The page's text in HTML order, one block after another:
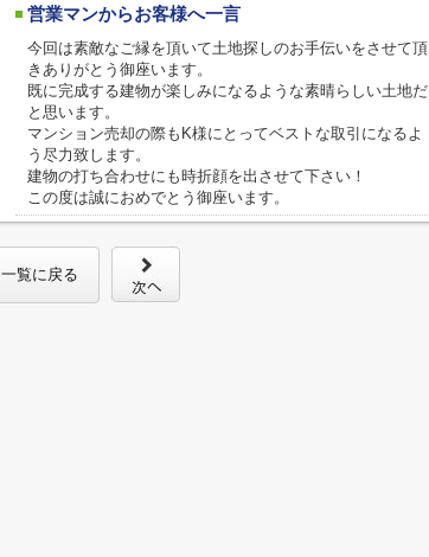
営業マンからお客様へ一言
今回は素敵なご縁を頂いて土地探しのお手伝いをさせて頂
きありがとう御座います。
既に完成する建物が楽しみになるような素晴らしい土地だ
と思います。
マンション売却の際もK様にとってベストな取引になるよ
う尽力致します。
建物の打ち合わせにも時折顔を出させて下さい！
この度は誠におめでとう御座います。
一覧に戻る